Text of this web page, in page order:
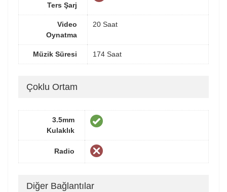
Ters Şarj
Video
Oynatma
20 Saat
Müzik Süresi 174 Saat
Çoklu Ortam
3.5mm
Kulaklık
Radio
Diğer Bağlantılar